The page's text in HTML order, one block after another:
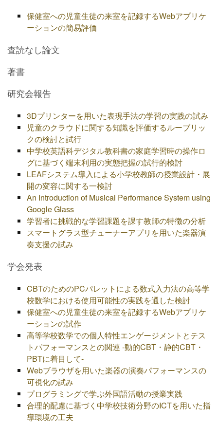
保健室への児童生徒の来室を記録するWebアプリケ
ーションの簡易評価
査読なし論文
著書
研究会報告
3Dプリンターを用いた表現手法の学習の実践の試み
児童のクラウドに関する知識を評価するルーブリッ
クの検討と試行
中学校英語科デジタル教科書の家庭学習時の操作ロ
グに基づく端末利用の実態把握の試行的検討
LEAFシステム導入による小学校教師の授業設計・展
開の変容に関する一検討
An Introduction of Musical Performance System using
Google Glass
学習者に挑戦的な学習課題を課す教師の特徴の分析
スマートグラス型チューナーアプリを用いた楽器演
奏支援の試み
学会発表
CBTのためのPCパレットによる数式入力法の高等学
校数学における使用可能性の実践を通した検討
保健室への児童生徒の来室を記録するWebアプリケ
ーションの試作
高等学校数学での個人特性エンゲージメントとテス
トパフォーマンスとの関連 -動的CBT・静的CBT・
PBTに着目して-
Webブラウザを用いた楽器の演奏パフォーマンスの
可視化の試み
プログラミングで学ぶ外国語活動の授業実践
合理的配慮に基づく中学校技術分野のICTを用いた指
導環境の工夫